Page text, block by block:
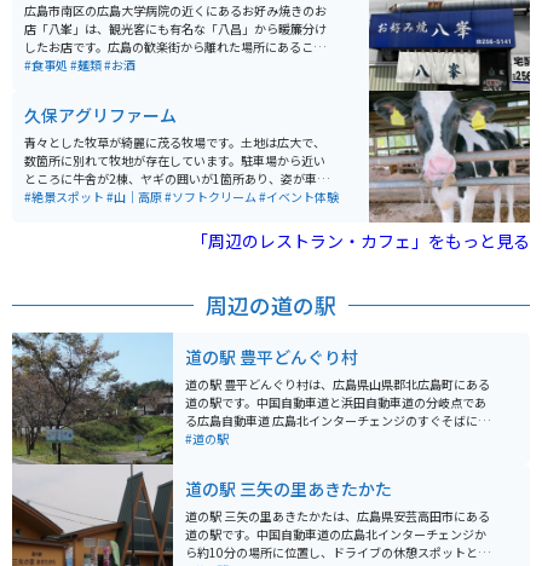
広島市南区の広島大学病院の近くにあるお好み焼きのお
店「八峯」は、観光客にも有名な「八昌」から暖簾分け
したお店です。広島の歓楽街から離れた場所にあること
から、ほとんどのお客さんは地元の方々です。大概の方
あり、たっぷり入ったキャベツと麺、そして薄く敷いた
生地とのバランスがバッチリで、少し甘めのソースが載
っていて、とっても美味しいです。目の前の鉄板でお好
み焼きを焼いている店の雰囲気も、昭和を感じられてい
い感じです。
#食事処 #麺類#お酒
久保アグリファーム
青々とした牧草が綺麗に茂る牧場です。土地は広大で、
数箇所に別れて牧地が存在しています。駐車場から近い
ところに牛舎が2棟、ヤギの囲いが1箇所あり、姿が車内
からも見えます。 牧場内には、生乳を使用したジェラー
と隣接しており、景観を眺めながらおいしい商品をいた
だくことができます。また、地元野菜の販売、体験乳搾
#絶景スポット #山｜高原#ソフトクリーム#イベント体験
「周辺のレストラン・カフェ」をもっと見る
周辺の道の駅
道の駅 豊平どんぐり村
道の駅 豊平どんぐり村は、広島県山県郡北広島町にある
道の駅です。中国自動車道と浜田自動車道の分岐点であ
る広島自動車道 広島北インターチェンジのすぐそばに位
置し、ドライブ中の休憩スポットとして最適です。 地元
も、地元産の新鮮な野菜や果物は人気です。また、豊平
どんぐり村の名物は、地元産のそば粉を使った手打ちそ
ばです。コシのある食感と、そばの香りが楽しめます。
バイクで訪れる場合、広島北インターチェンジからすぐ
#道の駅
道の駅 三矢の里あきたかた
道の駅 三矢の里あきたかたは、広島県安芸高田市にある
道の駅です。中国自動車道の広島北インターチェンジか
ら約10分の場所に位置し、ドライブの休憩スポットとし